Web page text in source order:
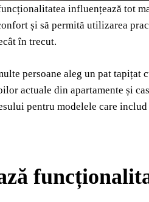
influențează tot
și să permită utilizarea
în trecut.
persoane aleg un pat
actuale din apartamente și
pentru modelele care